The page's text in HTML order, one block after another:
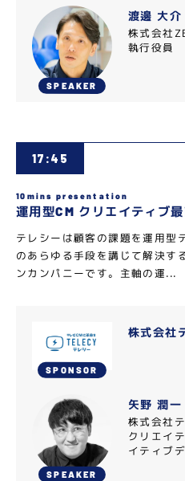
SPEAKER
渡邊 大介
株式会社
執行役員
17:45
10mins presentation
運用型CM クリエイティブ
テレシーは顧客の課題を運用型
のあらゆる手段を講じて解決す
ンカンパニーです。主軸の運...
SPONSOR
株式会社
SPEAKER
矢野 潤一
株式会社
クリエイ
イティブ